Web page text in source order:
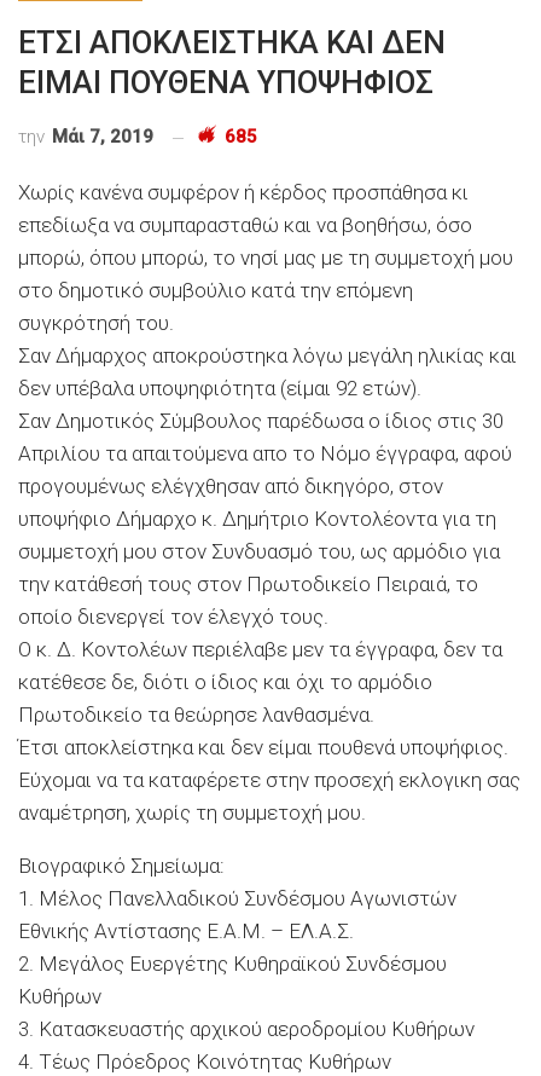
ΕΤΣΙ ΑΠΟΚΛΕΙΣΤΗΚΑ ΚΑΙ ΔΕΝ
ΕΙΜΑΙ ΠΟΥΘΕΝΑ ΥΠΟΨΗΦΙΟΣ
την Μάι 7, 2019 685
Χωρίς κανένα συμφέρον ή κέρδος προσπάθησα κι
επεδίωξα να συμπαρασταθώ και να βοηθήσω, όσο
μπορώ, όπου μπορώ, το νησί μας με τη συμμετοχή μου
στο δημοτικό συμβούλιο κατά την επόμενη
συγκρότησή του.
Σαν Δήμαρχος αποκρούστηκα λόγω μεγάλη ηλικίας και
δεν υπέβαλα υποψηφιότητα (είμαι 92 ετών).
Σαν Δημοτικός Σύμβουλος παρέδωσα ο ίδιος στις 30
Απριλίου τα απαιτούμενα απο το Νόμο έγγραφα, αφού
προγουμένως ελέγχθησαν από δικηγόρο, στον
υποψήφιο Δήμαρχο κ. Δημήτριο Κοντολέοντα για τη
συμμετοχή μου στον Συνδυασμό του, ως αρμόδιο για
την κατάθεσή τους στον Πρωτοδικείο Πειραιά, το
οποίο διενεργεί τον έλεγχό τους.
Ο κ. Δ. Κοντολέων περιέλαβε μεν τα έγγραφα, δεν τα
κατέθεσε δε, διότι ο ίδιος και όχι το αρμόδιο
Πρωτοδικείο τα θεώρησε λανθασμένα.
Έτσι αποκλείστηκα και δεν είμαι πουθενά υποψήφιος.
Εύχομαι να τα καταφέρετε στην προσεχή εκλογικη σας
αναμέτρηση, χωρίς τη συμμετοχή μου.
Βιογραφικό Σημείωμα:
1. Μέλος Πανελλαδικού Συνδέσμου Αγωνιστών
Εθνικής Αντίστασης Ε.Α.Μ. – ΕΛ.Α.Σ.
2. Μεγάλος Ευεργέτης Κυθηραϊκού Συνδέσμου
Κυθήρων
3. Κατασκευαστής αρχικού αεροδρομίου Κυθήρων
4. Τέως Πρόεδρος Κοινότητας Κυθήρων